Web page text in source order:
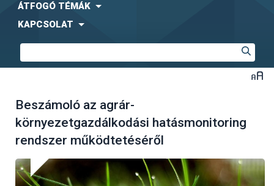
ÁTFOGÓ TÉMÁK
KAPCSOLAT
Beszámoló az agrár-
környezetgazdálkodási hatásmonitoring
rendszer működtetéséről